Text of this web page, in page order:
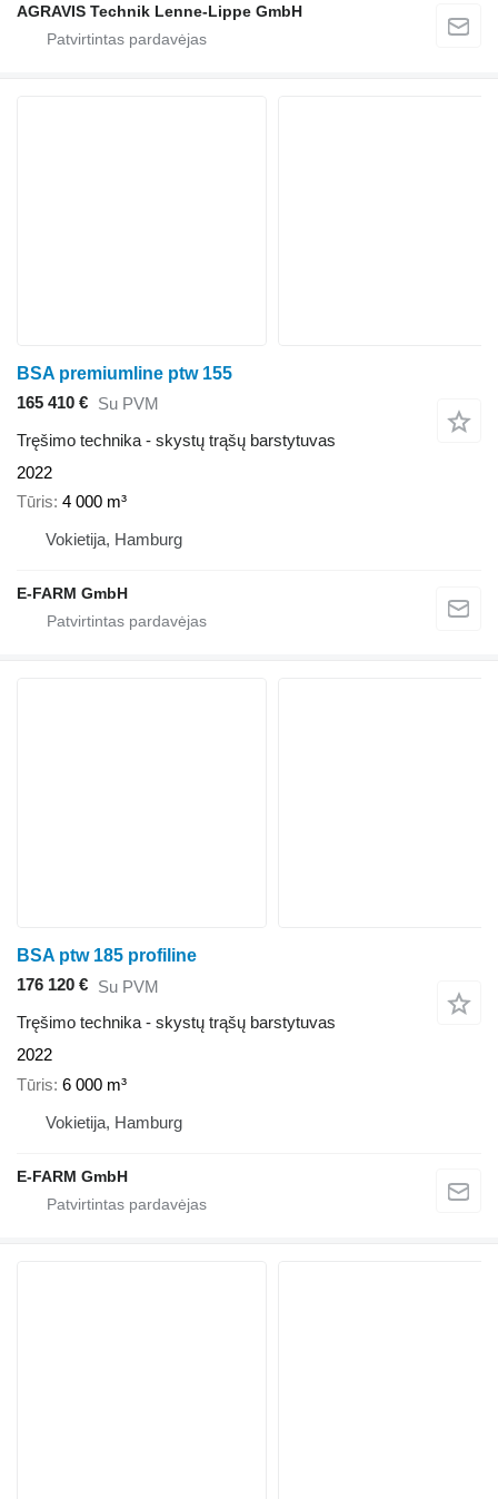
AGRAVIS Technik Lenne-Lippe GmbH
BSA premiumline ptw 155
165 410 € Su PVM
Tręšimo technika - skystų trąšų barstytuvas
2022
Tūris 4 000 m³
Vokietija, Hamburg
E-FARM GmbH
BSA ptw 185 profiline
176 120 € Su PVM
Tręšimo technika - skystų trąšų barstytuvas
2022
Tūris 6 000 m³
Vokietija, Hamburg
E-FARM GmbH